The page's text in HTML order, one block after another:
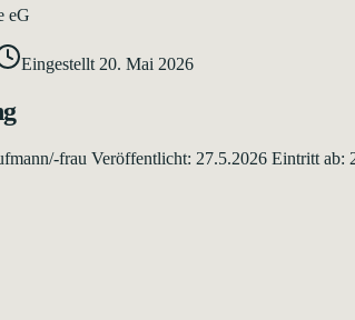
eG
Eingestellt 20. Mai 2026
frau Veröffentlicht: 27.5.2026 Eintritt